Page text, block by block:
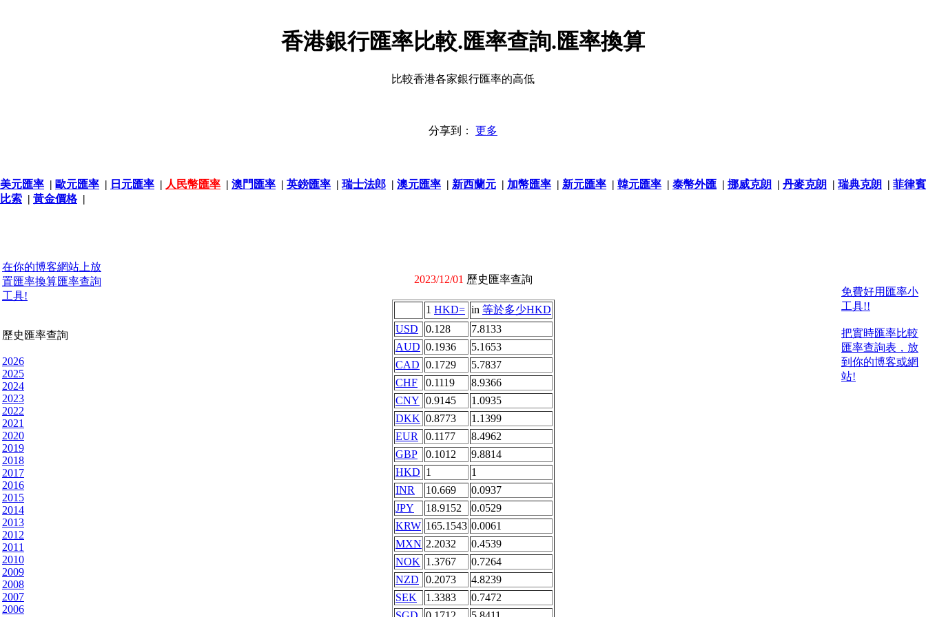
香港銀行匯率比較.匯率查詢.匯率換算
比較香港各家銀行匯率的高低
分享到： 更多
美元匯率 | 歐元匯率 | 日元匯率 | 人民幣匯率 | 澳門匯率 | 英鎊匯率 | 瑞士法郎 | 澳元匯率 | 新西蘭元 | 加幣匯率 | 新元匯率 | 韓元匯率 | 泰幣外匯 | 挪威克朗 | 丹麥克朗 | 瑞典克朗 | 菲律賓
比索 | 黃金價格|
在你的博客網站上放
置匯率換算匯率查詢
工具!
歷史匯率查詢
2026
2025
2024
2023
2022
2021
2020
2019
2018
2017
2016
2015
2014
2013
2012
2011
2010
2009
2008
2007
2006
2023/12/01 歷史匯率查詢
1 HKD= in 等於多少HKD
USD
0.128
7.8133
AUD 0.1936
5.1653
CAD 0.1729
5.7837
CHF
0.1119
8.9366
CNY 0.9145
1.0935
DKK 0.8773
1.1399
EUR
0.1177
8.4962
GBP
0.1012
9.8814
HKD 1
1
INR
10.669
0.0937
JPY
18.9152
0.0529
KRW 165.1543 0.0061
MXN 2.2032
0.4539
NOK 1.3767
0.7264
NZD
0.2073
4.8239
SEK
1.3383
0.7472
免費好用匯率小
工具!!
把實時匯率比較
匯率查詢表，放
到你的博客或網
站!